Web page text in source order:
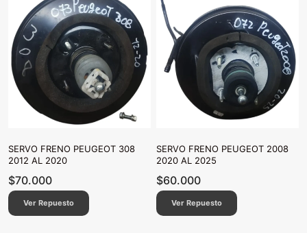
SERVO FRENO PEUGEOT 308
2012 AL 2020
$70.000
Ver Repuesto
SERVO FRENO PEUGEOT 2008
2020 AL 2025
$60.000
Ver Repuesto